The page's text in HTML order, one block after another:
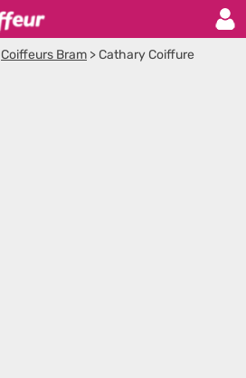
Coiffeurs Bram >Cathary Coiffure